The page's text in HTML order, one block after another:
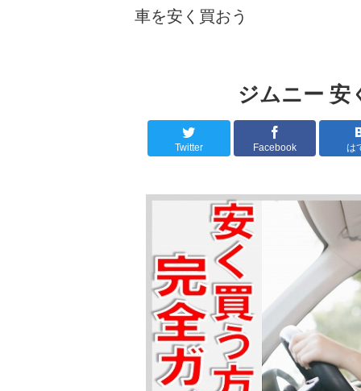
車を安く買おう
ジムニー 安
Twitter Facebook は